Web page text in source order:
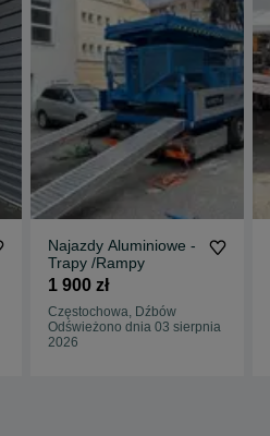
Najazdy Aluminiowe -
Trapy /Rampy
1 900 zł
Częstochowa, Dźbów
Odświeżono dnia 03 sierpnia
2026